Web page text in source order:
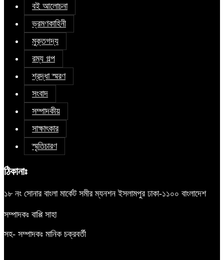
বই আলোচনা
ভ্রমণকাহিনী
মুক্তগদ্য
রম্য গল্প
শ্রদ্ধা স্মরণ
সংবাদ
সম্পাদকীয়
সাক্ষাৎকার
স্মৃতিচারণ
ঠিকানাঃ
১৮ নং সোনার বাংলা মার্কেট সমীর ম্যনশন ইসলামপুর ঢাকা-১১০০ বাংলাদেশ
সম্পাদকঃ বাপ্পি সাহা
সহ- সম্পাদকঃ মানিক চক্রবর্তী